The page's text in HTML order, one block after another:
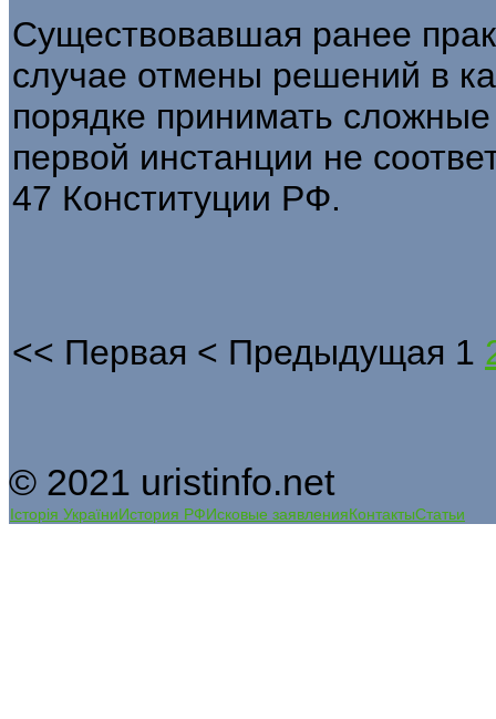
Существовавшая ранее
случае отмены решений в
порядке принимать
первой инстанции не
47 Конституции РФ.
<< Первая < Предыдущая 1
© 2021 uristinfo.net
Історія УкраїниИстория РФИсковые заявленияКонтактыСтатьи